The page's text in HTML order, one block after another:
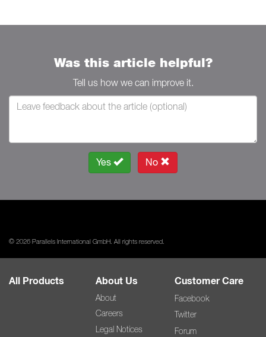
Was this article helpful?
Tell us how we can improve it.
Yes No
© 2026 Parallels International GmbH. All rights reserved.
All Products About Us
About
Careers
Legal Notices
Customer Care
Facebook
Twitter
Forum